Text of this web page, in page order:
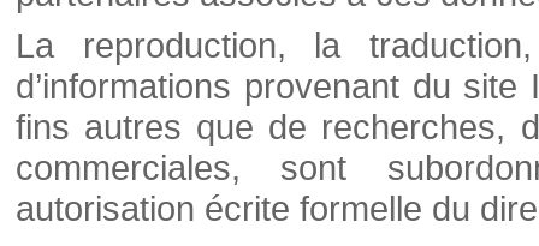
La reproduction, la
d’informations provenant du
fins autres que de recherches,
commerciales, sont
autorisation écrite formelle du